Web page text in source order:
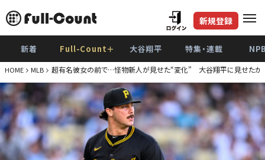
新規登録
新着 Full-Count＋ 大谷翔平 特集・連載
HOME MLB 超有名彼女の前で…怪物新人が見せた“変化” 大谷翔平に見せたかっ